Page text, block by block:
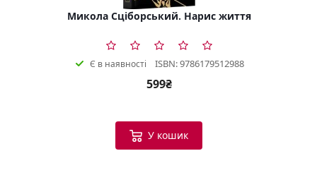
Микола Сціборський. Нарис життя
Є в наявності ISBN: 9786179512988
599₴
У кошик